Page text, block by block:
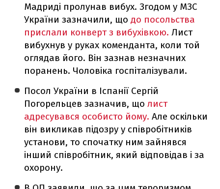
Мадриді пролунав вибух. Згодом у МЗС
України зазначили, щодо посольства
прислали конверт з вибухівкою.Лист
вибухнув у руках коменданта, коли той
оглядав його. Він зазнав незначних
поранень. Чоловіка госпіталізували.
Посол України в Іспанії Сергій
Погорельцев зазначив, щолист
адресувався особисто йому.Але оскільки
він викликав підозру у співробітників
установи, то спочатку ним зайнявся
інший співробітник, який відповідав і за
охорону.